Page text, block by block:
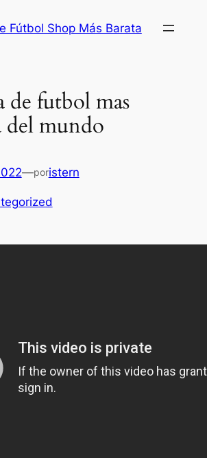
Fútbol Shop Más Barata
de futbol mas
del mundo
—poristern